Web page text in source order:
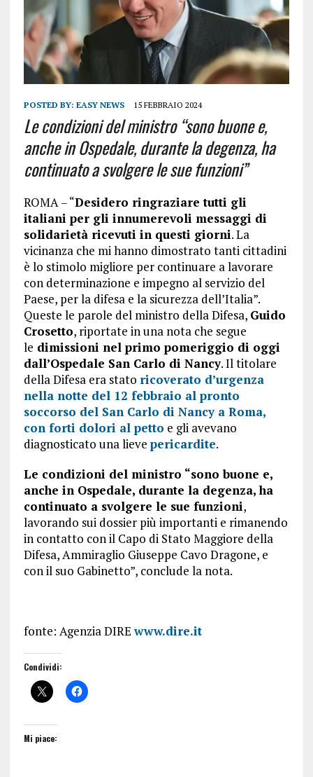
POSTED BY: EASY NEWS 15 FEBBRAIO 2024
Le condizioni del ministro “sono buone e,
anche in Ospedale, durante la degenza, ha
continuato a svolgere le sue funzioni”
ROMA – “Desidero ringraziare tutti gli
italiani per gli innumerevoli messaggi di
solidarietà ricevuti in questi giorni. La
vicinanza che mi hanno dimostrato tanti cittadini
è lo stimolo migliore per continuare a lavorare
con determinazione e impegno al servizio del
Paese, per la difesa e la sicurezza dell’Italia”.
Queste le parole del ministro della Difesa, Guido
Crosetto, riportate in una nota che segue
le dimissioni nel primo pomeriggio di oggi
dall’Ospedale San Carlo di Nancy. Il titolare
della Difesa era stato ricoverato d’urgenza
nella notte del 12 febbraio al pronto
soccorso del San Carlo di Nancy a Roma,
con forti dolori al petto e gli avevano
diagnosticato una lieve pericardite.
Le condizioni del ministro “sono buone e,
anche in Ospedale, durante la degenza, ha
continuato a svolgere le sue funzioni,
lavorando sui dossier più importanti e rimanendo
in contatto con il Capo di Stato Maggiore della
Difesa, Ammiraglio Giuseppe Cavo Dragone, e
con il suo Gabinetto”, conclude la nota.
fonte: Agenzia DIREwww.dire.it
Condividi:
Mi piace: